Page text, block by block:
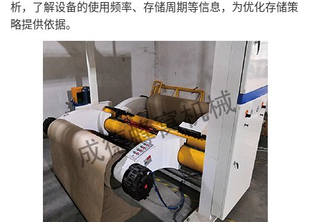
析，了解设备的使用频率、存储周期等信息，为优化存储策
略提供依据。